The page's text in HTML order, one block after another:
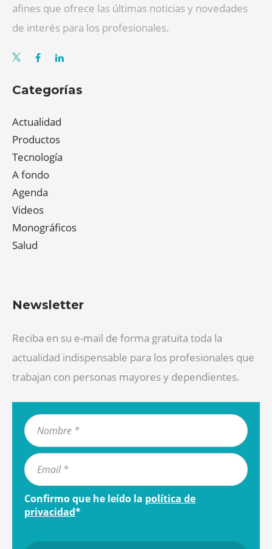
afines que ofrece las últimas noticias y novedades
de interés para los profesionales.
Categorías
Actualidad
Productos
Tecnología
A fondo
Agenda
Videos
Monográficos
Salud
Newsletter
Reciba en su e-mail de forma gratuita toda la
actualidad indispensable para los profesionales que
trabajan con personas mayores y dependientes.
Confirmo que he leído la política de
privacidad*